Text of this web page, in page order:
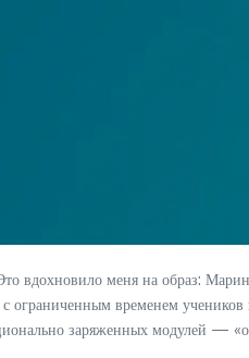
вдохновило меня на образ:
ограниченным временем
заряженных модулей —